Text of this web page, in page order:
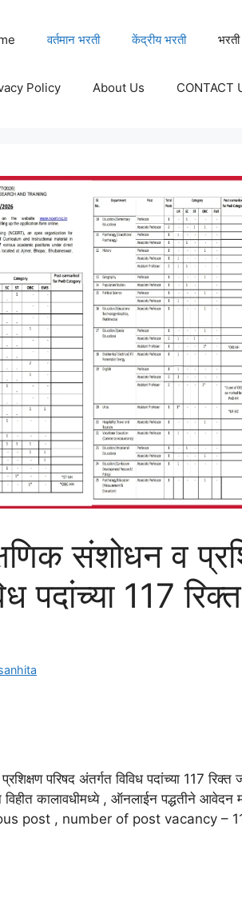
वर्तमान भरती केंद्रीय भरती
Policy About Us CONTACT
संशोधन व
पदांच्या 117
परिषद अंतर्गत विविध पदांच्या 117 रिक्त
कालावधीमध्ये , ऑनलाईन पद्धतीने
post , number of post vacancy – 117